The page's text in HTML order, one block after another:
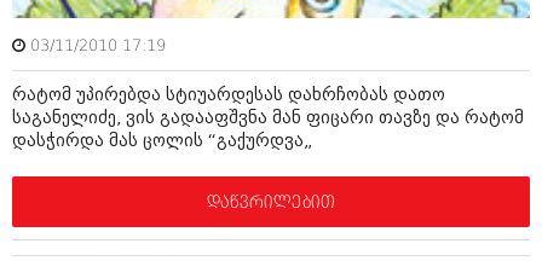
დეკემბერი 2017 (243)
სექტემბერი 2017 (261)
აგვისტო 2017 (212)
ივლისი 2017 (233)
ივნისი 2017 (265)
მაისი 2017 (216)
აპრილი 2017 (220)
მარტი 2017 (212)
თებერვალი 2017 (205)
03/11/2010 17:19
რატომ უპირებდა სტიუარდესას დახრჩობას დათო
საგანელიძე, ვის გადააფშვნა მან ფიცარი თავზე და რატომ
დასჭირდა მას ცოლის “გაქურდვა„
დაწვრილებით